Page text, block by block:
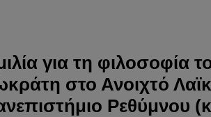
για τη φιλοσοφία
στο Ανοιχτό
Ρεθύμνου